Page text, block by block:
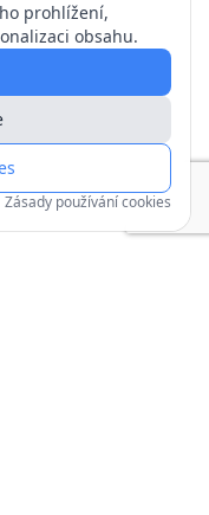
prohlížení,
obsahu.
Zásady používání cookies